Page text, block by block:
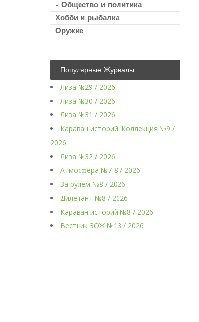
- Общество и политика
Хобби и рыбалка
Оружие
Популярные Журналы
Лиза №29 / 2026
Лиза №30 / 2026
Лиза №31 / 2026
Караван историй. Коллекция №9 /
2026
Лиза №32 / 2026
Атмосфера №7-8 / 2026
За рулем №8 / 2026
Дилетант №8 / 2026
Караван историй №8 / 2026
Вестник ЗОЖ №13 / 2026